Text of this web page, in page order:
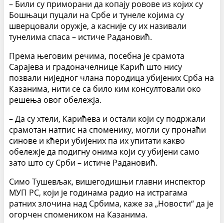
– Били су приморани да копају ровове из којих су
Бошњаци пуцали на Србе и тунеле којима су
шверцовали оружје, а касније су их називали
тунелима спаса – истиче Радановић.
Према његовим речима, посебна је срамота
Сарајева и градоначелнице Карић што нису
позвали ниједног члана породица убијених Срба на
Казанима, нити се са било ким консултовали око
решења овог обележја.
– Да су хтели, Карићева и остали који су подржали
срамотан натпис на споменику, могли су пронаћи
синове и кћери убијених па их упитати какво
обележје да подигну онима који су убијени само
зато што су Срби – истиче Радановић.
Симо Тушевљак, вишегодишњи главни инспектор
МУП РС, који је годинама радио на истрагама
ратних злочина над Србима, каже за „Новости“ да је
огорчен спомеником на Казанима.